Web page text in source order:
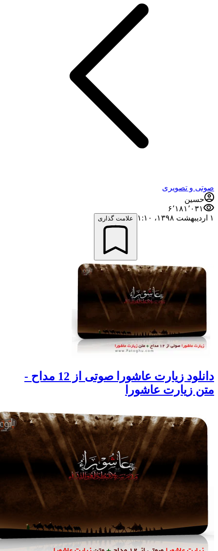
و تصویری
علامت گذاری
دانلود زیارت عاشورا صوتی از 12 مداح -
زیارت عاشورا